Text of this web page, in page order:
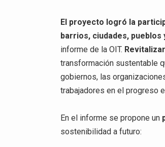
El proyecto logró la
barrios, ciudades, pueblos
informe de la OIT.
transformación sustentable
gobiernos, las
trabajadores en el progreso
En el informe se propone un
sostenibilidad a futuro: